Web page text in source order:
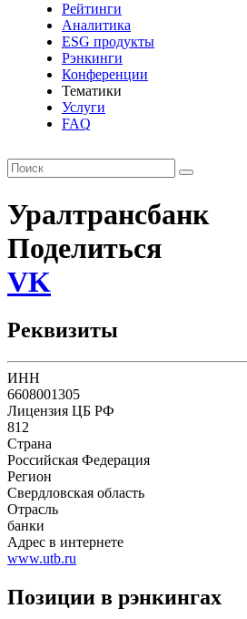
Рейтинги
Аналитика
ESG продукты
Рэнкинги
Конференции
Тематики
Услуги
FAQ
Уралтрансбанк
Поделиться
VK
Реквизиты
ИНН
6608001305
Лицензия ЦБ РФ
812
Страна
Российская Федерация
Регион
Свердловская область
Отрасль
банки
Адрес в интернете
www.utb.ru
Позиции в рэнкингах